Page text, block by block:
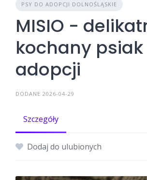
PSY DO ADOPCJI DOLNOŚLĄSKIE
MISIO -
kochany
adopcji
DODANE 2026-04-29
Szczegóły
Dodaj do ulubionych